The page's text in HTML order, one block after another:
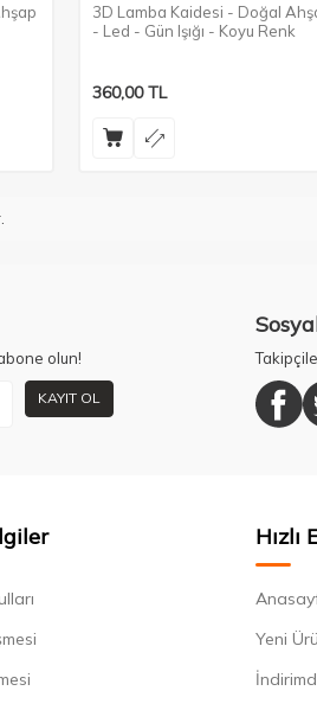
3D Lamba Kaidesi - Doğal
- Led - Gün Işığı - Koyu Renk
360,00TL
olun!
KAYIT OL
Hızlı
Yeni